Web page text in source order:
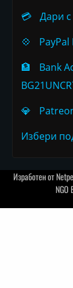
💳
Дари с
💠
🏦
Bank
💎
Избери
Изработен от
NGO